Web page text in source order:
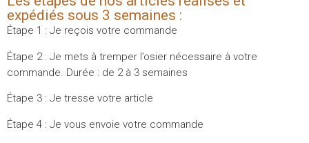
expédiés sous 3 semaines :
Étape 1 : Je reçois votre commande
Étape 2 : Je mets à tremper l’osier nécessaire à votre
commande. Durée : de 2 à 3 semaines
Étape 3 : Je tresse votre article
Étape 4 : Je vous envoie votre commande